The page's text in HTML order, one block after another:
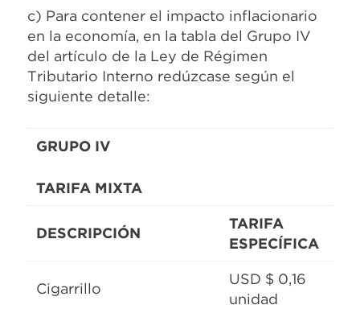
c) Para contener el impacto inflacionario
en la economía, en la tabla del Grupo IV
del artículo de la Ley de Régimen
Tributario Interno redúzcase según el
siguiente detalle:
GRUPO IV
TARIFA MIXTA
DESCRIPCIÓN
TARIFA
ESPECÍFICA
Cigarrillo
USD $ 0,16
unidad